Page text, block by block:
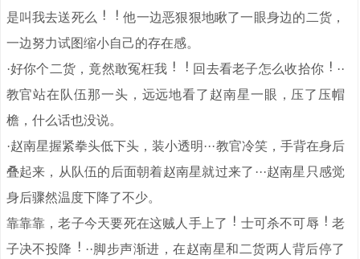
是叫我去送死么
他一边恶狠狠地瞅了一眼身边的二货，
一边努力试图缩小自己的存在感。
·好你个二货，竟然敢冤枉我
回去看老子怎么收拾你
··
教官站在队伍那一头，远远地看了赵南星一眼，压了压帽
檐，什么话也没说。
·赵南星握紧拳头低下头，装小透明···教官冷笑，手背在身后
叠起来，从队伍的后面朝着赵南星就过来了···赵南星只感觉
身后骤然温度下降了不少。
靠靠靠，老子今天要死在这贼人手上了
士可杀不可辱
老
子决不投降
··脚步声渐进，在赵南星和二货两人背后停了